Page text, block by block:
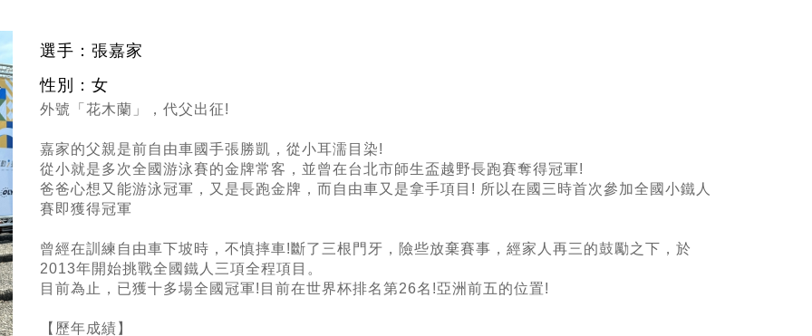
選手：張嘉家
性別：女
外號「花木蘭」，代父出征!
嘉家的父親是前自由車國手張勝凱，從小耳濡目染!
從小就是多次全國游泳賽的金牌常客，並曾在台北市師生盃越野長跑賽奪得冠軍!
爸爸心想又能游泳冠軍，又是長跑金牌，而自由車又是拿手項目! 所以在國三時首次參加全國小鐵人
賽即獲得冠軍
曾經在訓練自由車下坡時，不慎摔車!斷了三根門牙，險些放棄賽事，經家人再三的鼓勵之下，於
2013年開始挑戰全國鐵人三項全程項目。
目前為止，已獲十多場全國冠軍!目前在世界杯排名第26名!亞洲前五的位置!
【歷年成績】